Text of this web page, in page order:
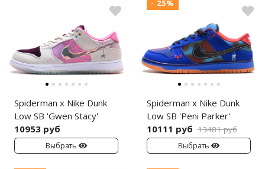
Spiderman x Nike Dunk
Low SB 'Gwen Stacy'
10953 руб
Выбрать
- 25%
Spiderman x Nike Dunk
Low SB 'Peni Parker'
10111 руб 13481 руб
Выбрать